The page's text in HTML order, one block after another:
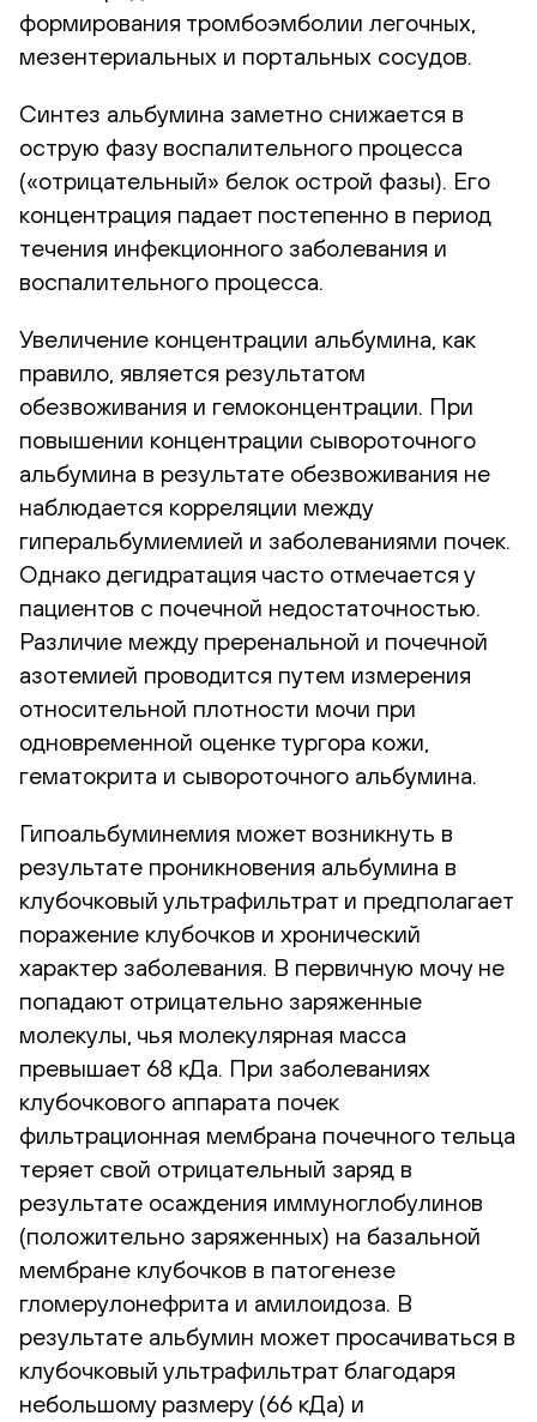
формирования тромбоэмболии легочных,
мезентериальных и портальных сосудов.
Синтез альбумина заметно снижается в
острую фазу воспалительного процесса
(«отрицательный» белок острой фазы). Его
концентрация падает постепенно в период
течения инфекционного заболевания и
воспалительного процесса.
Увеличение концентрации альбумина, как
правило, является результатом
обезвоживания и гемоконцентрации. При
повышении концентрации сывороточного
альбумина в результате обезвоживания не
наблюдается корреляции между
гиперальбумиемией и заболеваниями почек.
Однако дегидратация часто отмечается у
пациентов с почечной недостаточностью.
Различие между преренальной и почечной
азотемией проводится путем измерения
относительной плотности мочи при
одновременной оценке тургора кожи,
гематокрита и сывороточного альбумина.
Гипоальбуминемия может возникнуть в
результате проникновения альбумина в
клубочковый ультрафильтрат и предполагает
поражение клубочков и хронический
характер заболевания. В первичную мочу не
попадают отрицательно заряженные
молекулы, чья молекулярная масса
превышает 68 кДа. При заболеваниях
клубочкового аппарата почек
фильтрационная мембрана почечного тельца
теряет свой отрицательный заряд в
результате осаждения иммуноглобулинов
(положительно заряженных) на базальной
мембране клубочков в патогенезе
гломерулонефрита и амилоидоза. В
результате альбумин может просачиваться в
клубочковый ультрафильтрат благодаря
небольшому размеру (66 кДа) и